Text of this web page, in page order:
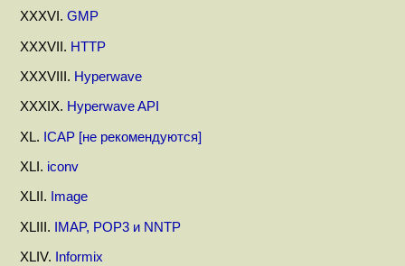
XXXVI. GMP
XXXVII. HTTP
XXXVIII. Hyperwave
XXXIX. Hyperwave API
XL. ICAP [не рекомендуются]
XLI. iconv
XLII. Image
XLIII. IMAP, POP3 и NNTP
XLIV. Informix